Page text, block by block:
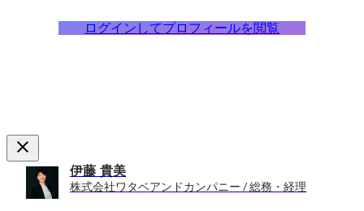
ログインしてプロフィールを閲覧
伊藤 貴美
株式会社ワタベアンドカンパニー / 総務・経理